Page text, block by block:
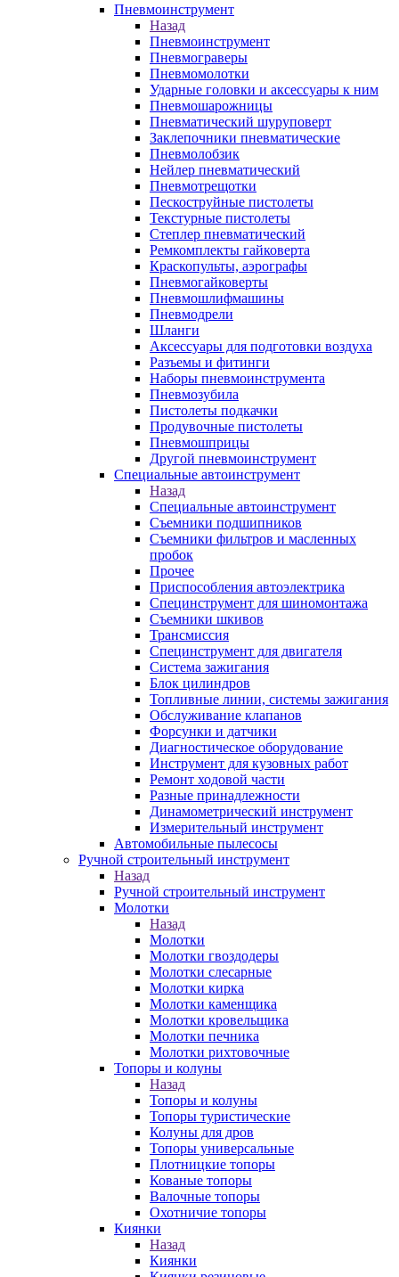
Пневмоинструмент
Назад
Пневмоинструмент
Пневмограверы
Пневмомолотки
Ударные головки и аксессуары к ним
Пневмошарожницы
Пневматический шуруповерт
Заклепочники пневматические
Пневмолобзик
Нейлер пневматический
Пневмотрещотки
Пескоструйные пистолеты
Текстурные пистолеты
Степлер пневматический
Ремкомплекты гайковерта
Краскопульты, аэрографы
Пневмогайковерты
Пневмошлифмашины
Пневмодрели
Шланги
Аксессуары для подготовки воздуха
Разъемы и фитинги
Наборы пневмоинструмента
Пневмозубила
Пистолеты подкачки
Продувочные пистолеты
Пневмошприцы
Другой пневмоинструмент
Специальные автоинструмент
Назад
Специальные автоинструмент
Съемники подшипников
Съемники фильтров и масленных
пробок
Прочее
Приспособления автоэлектрика
Специнструмент для шиномонтажа
Съемники шкивов
Трансмиссия
Специнструмент для двигателя
Система зажигания
Блок цилиндров
Топливные линии, системы зажигания
Обслуживание клапанов
Форсунки и датчики
Диагностическое оборудование
Инструмент для кузовных работ
Ремонт ходовой части
Разные принадлежности
Динамометрический инструмент
Измерительный инструмент
Автомобильные пылесосы
Ручной строительный инструмент
Назад
Ручной строительный инструмент
Молотки
Назад
Молотки
Молотки гвоздодеры
Молотки слесарные
Молотки кирка
Молотки каменщика
Молотки кровельщика
Молотки печника
Молотки рихтовочные
Топоры и колуны
Назад
Топоры и колуны
Топоры туристические
Колуны для дров
Топоры универсальные
Плотницкие топоры
Кованые топоры
Валочные топоры
Охотничие топоры
Киянки
Назад
Киянки